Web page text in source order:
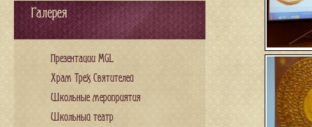
Галерея
Презентации MGL
Храм Трех Святителей
Школьные мероприятия
Школьный театр